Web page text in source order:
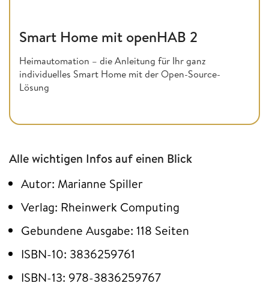
Smart Home mit openHAB 2
Heimautomation – die Anleitung für Ihr ganz
individuelles Smart Home mit der Open-Source-
Lösung
Alle wichtigen Infos auf einen Blick
Autor: Marianne Spiller
Verlag: Rheinwerk Computing
Gebundene Ausgabe: 118 Seiten
ISBN-10: 3836259761
ISBN-13: 978-3836259767